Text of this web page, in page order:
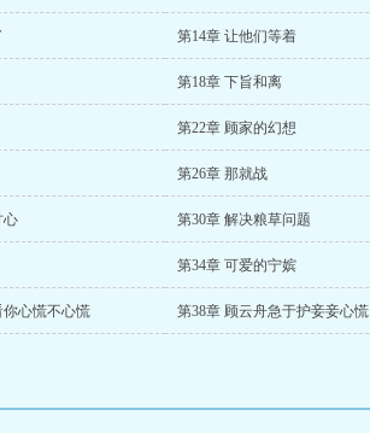
第14章 让他们等着
第18章 下旨和离
第22章 顾家的幻想
第26章 那就战
心 第30章 解决粮草问题
第34章 可爱的宁嫔
你心慌不心慌 第38章 顾云舟急于护妾妾心慌